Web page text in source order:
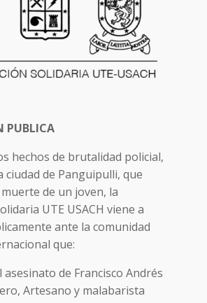
PUBLICA
hechos de brutalidad policial,
ciudad de Panguipulli, que
de un joven, la
UTE USACH viene a
ante la comunidad
que:
asesinato de Francisco Andrés
Artesano y malabarista